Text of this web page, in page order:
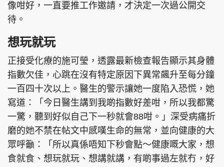
像咁好，一直要推工作邀請，才決定一次過公開交
待。
想玩就玩
正接受化療的施可瑩，透露最新檢查報告顯示其身體
指數欠佳，心跳在沒有特定原因下異常飆升至每分鐘
一百四十次以上。醫生的警示讓她一度陷入恐慌，她
寫道：「今日醫生講到我啲指數好差咁，所以我都驚
一驚，聽到好似自己下一秒就會88咁。」深受病痛折
磨的她不禁在帖文中感嘆生命的無常，並向健康的大
眾呼籲：「所以真係唔知下秒會點～健康嘅大家，想
食就食、想玩就玩、想講就講，有啲事過左就冇，好